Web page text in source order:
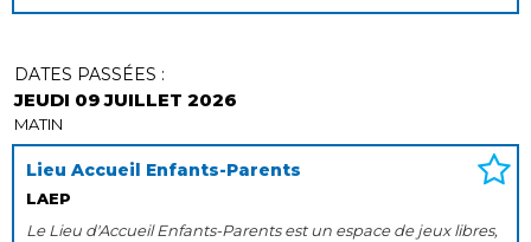
Lieu Accueil Enfants-Parents
LAEP
DATES PASSÉES :
JEUDI 09 JUILLET 2026
MATIN
Le Lieu d'Accueil Enfants-Parents est un espace de jeux libres,